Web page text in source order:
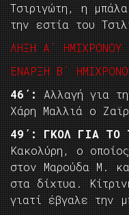
Τσιριγώτη, η
την εστία του
ΛΗΞΗ Α΄ ΗΜΙΧΡΟΝΟΥ
ΕΝΑΡΞΗ Β΄
46΄:
Αλλαγή για
Χάρη Μαλλιά ο
49΄:
ΓΚΟΛ ΓΙΑ ΤΟ
Κακολύρη, ο
στον Μαρούδα Μ.
στα δίχτυα.
γιατί έβγαλε την